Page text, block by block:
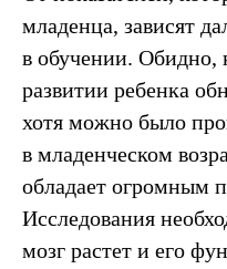
младенца, зависят
в обучении. Обидно,
развитии ребенка
хотя можно было
в младенческом
обладает огромным
Исследования
мозг растет и его